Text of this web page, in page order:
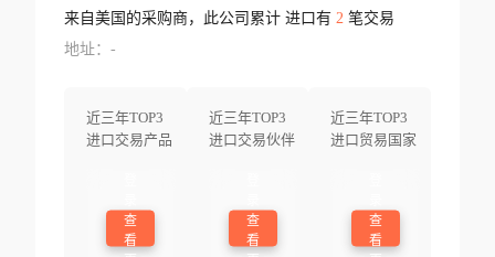
来自美国的采购商，此公司累计 进口有 2笔交易
地址：-
近三年TOP3
进口交易产品
查
看
近三年TOP3
进口交易伙伴
查
看
近三年TOP3
进口贸易国家
查
看